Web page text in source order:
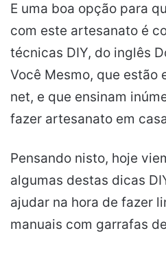
E uma boa opção para
com este artesanato é
técnicas DIY, do inglês
Você Mesmo, que estão
net, e que ensinam
fazer artesanato em
Pensando nisto, hoje
algumas destas dicas
ajudar na hora de fazer
manuais com garrafas